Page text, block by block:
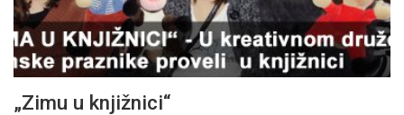
„Zimu u knjižnici“